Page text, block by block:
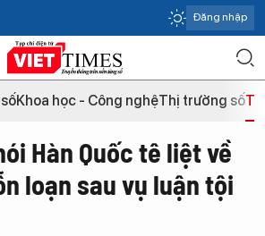
Đăng nhập
Khoa học - Công nghệThị trường số
Hàn Quốc tê liệt về
loạn sau vụ luận tội